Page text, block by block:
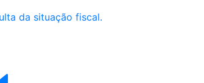
da situação fiscal.